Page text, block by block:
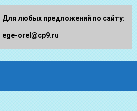
Для любых предложений по сайту:
ege-orel@cp9.ru